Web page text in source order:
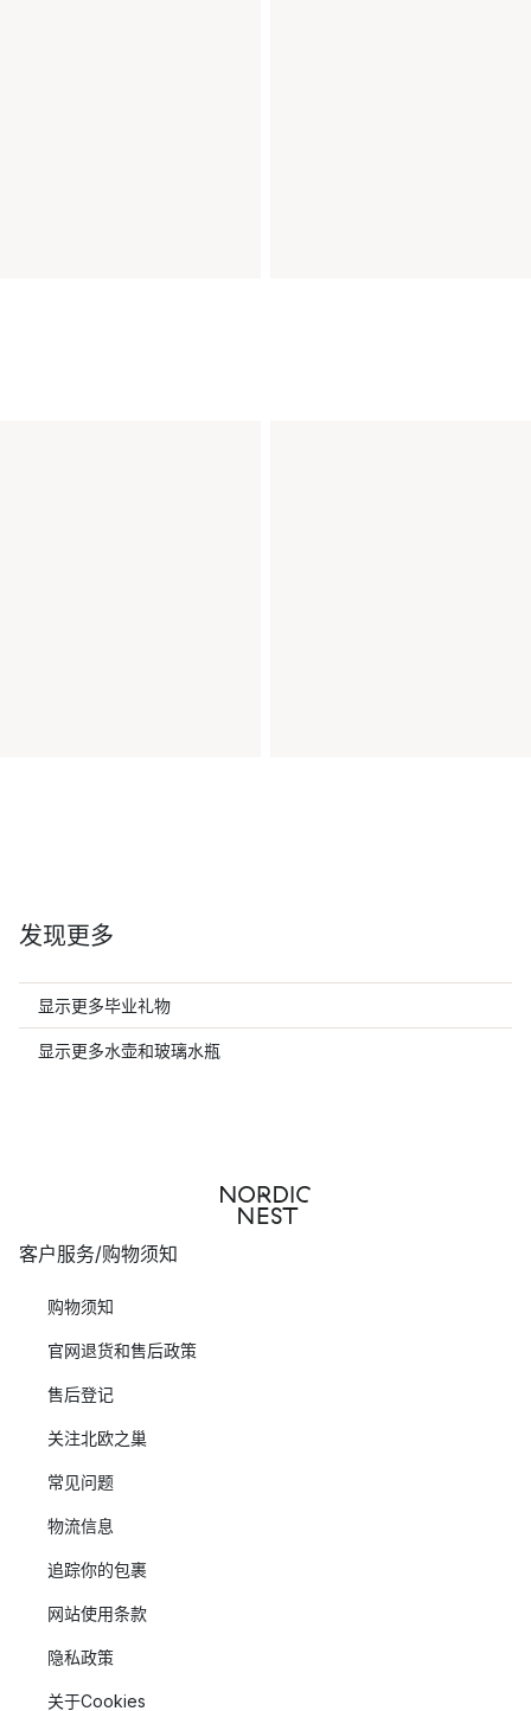
发现更多
显示更多毕业礼物
显示更多水壶和玻璃水瓶
客户服务/购物须知
购物须知
官网退货和售后政策
售后登记
关注北欧之巢
常见问题
物流信息
追踪你的包裹
网站使用条款
隐私政策
关于Cookies